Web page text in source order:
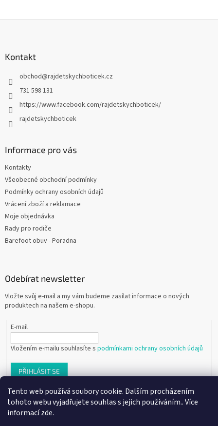
Tento web používá soubory cookie. Dalším procházením
tohoto webu vyjadřujete souhlas s jejich používáním.. Více
informacízde.
Kontakt
obchod@rajdetskychboticek.cz
731 598 131
https://www.facebook.com/rajdetskychboticek/
rajdetskychboticek
Informace pro vás
Kontakty
Všeobecné obchodní podmínky
Podmínky ochrany osobních údajů
Vrácení zboží a reklamace
Moje objednávka
Rady pro rodiče
Barefoot obuv - Poradna
Odebírat newsletter
Vložte svůj e-mail a my vám budeme zasílat informace o nových
produktech na našem e-shopu.
E-mail
Vložením e-mailu souhlasíte s podmínkami ochrany osobních údajů
PŘIHLÁSIT SE